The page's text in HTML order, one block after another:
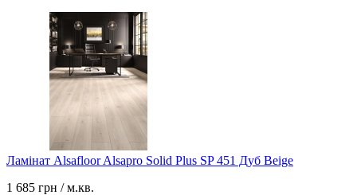
Ламінат Alsafloor Alsapro Solid Plus SP 451 Дуб Beige
1 685 грн / м.кв.